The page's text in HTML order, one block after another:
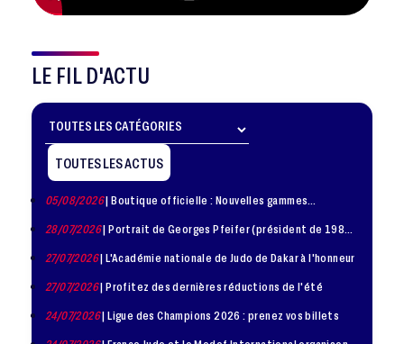
LE FIL D'ACTU
TOUTES LES ACTUS
05/08/2026| Boutique officielle : Nouvelles gammes
28/07/2026| Portrait de Georges Pfeifer (président de 1981
27/07/2026| L'Académie nationale de Judo de Dakar à l'honneur
27/07/2026| Profitez des dernières réductions de l'été
24/07/2026| Ligue des Champions 2026 : prenez vos billets